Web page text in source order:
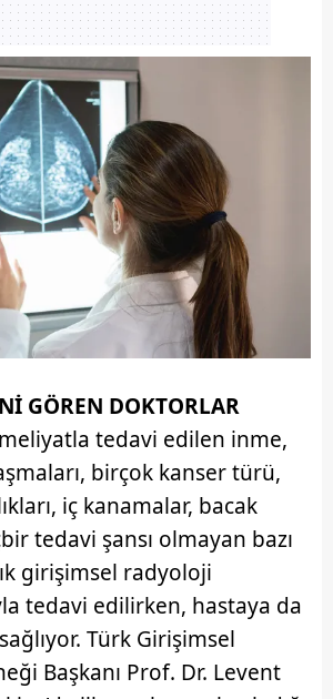
GÖREN DOKTORLAR
tedavi edilen inme,
birçok kanser türü,
iç kanamalar, bacak
tedavi şansı olmayan bazı
girişimsel radyoloji
tedavi edilirken, hastaya da
Türk Girişimsel
Başkanı Prof. Dr. Levent